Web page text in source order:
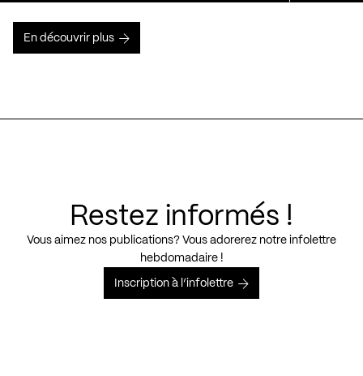
En découvrir plus
Restez informés !
Vous aimez nos publications? Vous adorerez notre infolettre
hebdomadaire !
Inscription à l’infolettre